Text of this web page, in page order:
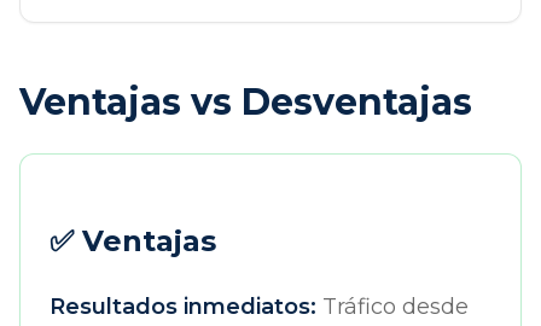
Ventajas vs Desventajas
✅ Ventajas
Resultados inmediatos: Tráfico desde